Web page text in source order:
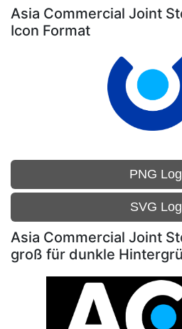
Asia Commercial Joint
Icon Format
PNG
SVG
Asia Commercial Joint
groß für dunkle